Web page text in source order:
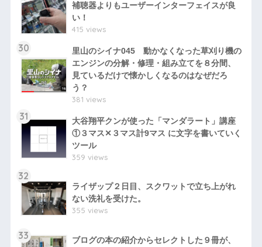
補聴器よりもユーザーインターフェイスが良
い！
415 views
30
里山のシイナ045 動かなくなった草刈り機の
エンジンの分解・修理・組み立てを８分間、
見ているだけで懐かしくなるのはなぜだろ
う？
381 views
31
大谷翔平クンが使った「マンダラート」講座
①３マス✕３マス計9マス に文字を書いていく
ツール
359 views
32
ライザップ２日目、スクワットで立ち上がれ
ない洗礼を受けた。
355 views
33
ブログの本の紹介からセレクトした９冊が、